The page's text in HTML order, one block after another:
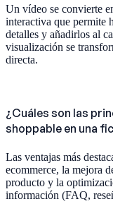
Un vídeo se convierte
interactiva que permite
detalles y añadirlos al
visualización se
directa.
¿Cuáles son las
shoppable en una
Las ventajas más
ecommerce, la mejora
producto y la
información (FAQ,